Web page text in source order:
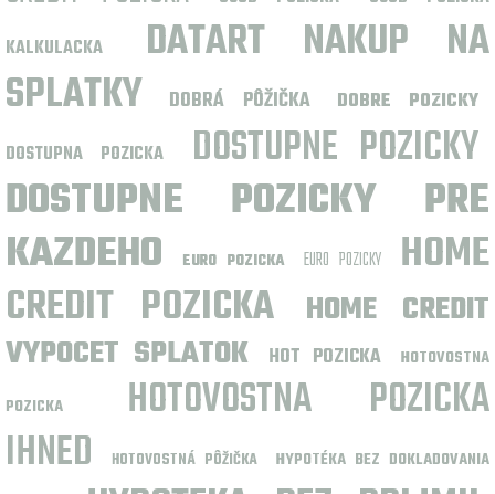
KALKULACKA
DATART NAKUP NA
SPLATKY
DOBRÁ PÔŽIČKA
DOBRE POZICKY
DOSTUPNA POZICKA
DOSTUPNE POZICKY
DOSTUPNE POZICKY PRE
KAZDEHO
EURO POZICKA EURO POZICKY
HOME
CREDIT POZICKA
HOME CREDIT
VYPOCET SPLATOK
HOT POZICKA
HOTOVOSTNA
POZICKA
HOTOVOSTNA POZICKA
IHNED
HOTOVOSTNÁ PÔŽIČKA HYPOTÉKA BEZ DOKLADOVANIA